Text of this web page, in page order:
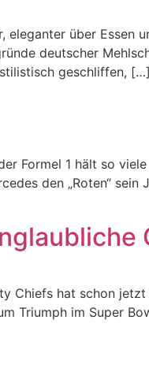
über Essen
deutscher
geschliffen, […]
Formel 1 hält so
den „Roten“
Chiefs hat schon
Triumph im Super